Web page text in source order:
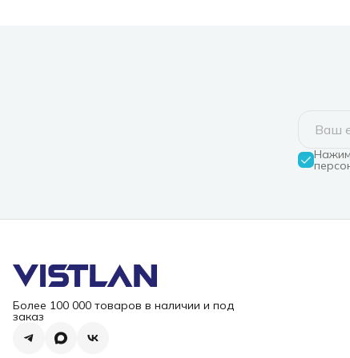
Более 100 000 товаров в наличии и под
заказ